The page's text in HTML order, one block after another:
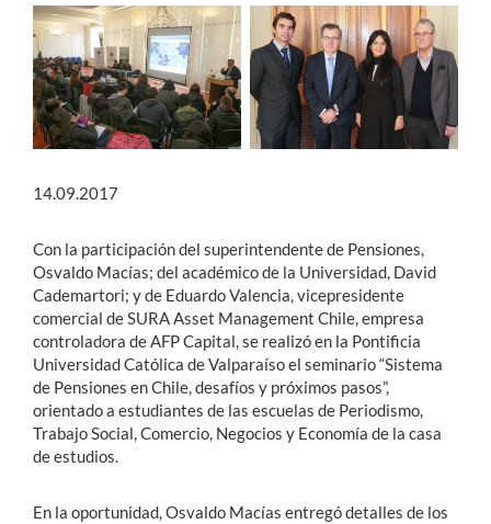
14.09.2017
Con la participación del superintendente de Pensiones,
Osvaldo Macías; del académico de la Universidad, David
Cademartori; y de Eduardo Valencia, vicepresidente
comercial de SURA Asset Management Chile, empresa
controladora de AFP Capital, se realizó en la Pontificia
Universidad Católica de Valparaíso el seminario “Sistema
de Pensiones en Chile, desafíos y próximos pasos”,
orientado a estudiantes de las escuelas de Periodismo,
Trabajo Social, Comercio, Negocios y Economía de la casa
de estudios.
En la oportunidad, Osvaldo Macías entregó detalles de los